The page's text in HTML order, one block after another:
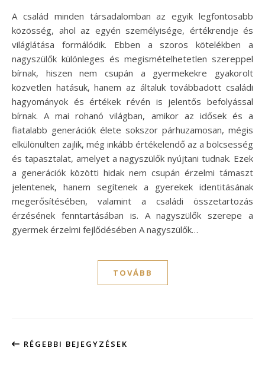
A család minden társadalomban az egyik legfontosabb
közösség, ahol az egyén személyisége, értékrendje és
világlátása formálódik. Ebben a szoros kötelékben a
nagyszülők különleges és megismételhetetlen szereppel
bírnak, hiszen nem csupán a gyermekekre gyakorolt
közvetlen hatásuk, hanem az általuk továbbadott családi
hagyományok és értékek révén is jelentős befolyással
bírnak. A mai rohanó világban, amikor az idősek és a
fiatalabb generációk élete sokszor párhuzamosan, mégis
elkülönülten zajlik, még inkább értékelendő az a bölcsesség
és tapasztalat, amelyet a nagyszülők nyújtani tudnak. Ezek
a generációk közötti hidak nem csupán érzelmi támaszt
jelentenek, hanem segítenek a gyerekek identitásának
megerősítésében, valamint a családi összetartozás
érzésének fenntartásában is. A nagyszülők szerepe a
gyermek érzelmi fejlődésében A nagyszülők…
TOVÁBB
RÉGEBBI BEJEGYZÉSEK